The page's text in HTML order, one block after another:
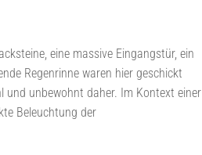
eine massive Eingangstür, ein
Regenrinne waren hier geschickt
und unbewohnt daher. Im Kontext einer
Beleuchtung der